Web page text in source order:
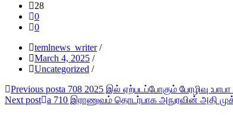
28
0
0
temlnews_writer /
March 4, 2025 /
Uncategorized /
Post
navigation
Previous posta 708 2025 இல் ஏற்படப்போகும் பேரழிவு
Next post a 710 இராணுவம் தொடர்பாக அநுரவின் அதி